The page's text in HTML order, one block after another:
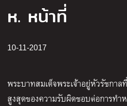
ห. หน้าที่
10-11-2017
พระบาทสมเด็จพระเจ้าอยู่หัวรัชกา
สูงสุดของความรับผิดชอบต่อการทำ